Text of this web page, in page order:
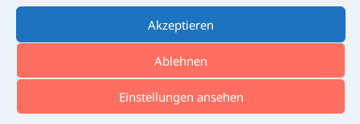
Akzeptieren
Ablehnen
Einstellungen ansehen
Übersicht